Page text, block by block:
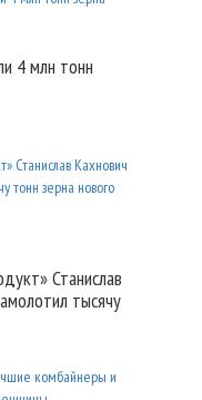
4 млн тонн
Станислав
тысячу